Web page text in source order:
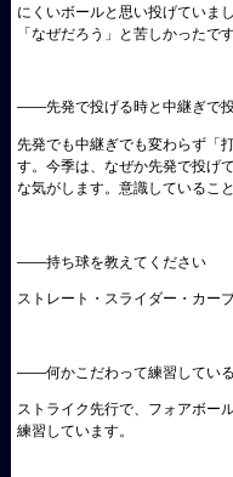
にくいボールと思い投げていま
「なぜだろう」と苦しかったです
――先発で投げる時と中継ぎで
先発でも中継ぎでも変わらず「
す。今季は、なぜか先発で投げ
な気がします。意識しているこ
――持ち球を教えてください
ストレート・スライダー・カー
――何かこだわって練習してい
ストライク先行で、フォアボー
練習しています。